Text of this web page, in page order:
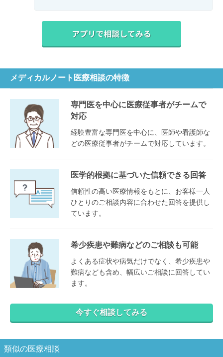
メディカルノート医療相談の特徴
専門医を中心に医療従事者がチームで
対応
経験豊富な専門医を中心に、医師や看護師な
どの医療従事者がチームで対応しています。
医学的根拠に基づいた信頼できる回答
信頼性の高い医療情報をもとに、お客様一人
ひとりのご相談内容に合わせた回答を提供し
ています。
希少疾患や難病などのご相談も可能
よくある症状や病気だけでなく、希少疾患や
難病なども含め、幅広いご相談に回答してい
ます。
今すぐ相談してみる
類似の医療相談